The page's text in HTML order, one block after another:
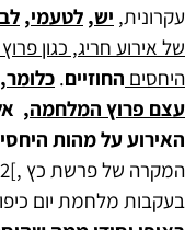
עקרונית, יש, לטעמי,
של אירוע חריג, כגון
היחסים החוזיים. כלומר,
עצם פרוץ המלחמה,
האירוע על מהות
המקרה של פרשת כץ ,]2[
בעקבות מלחמת יום